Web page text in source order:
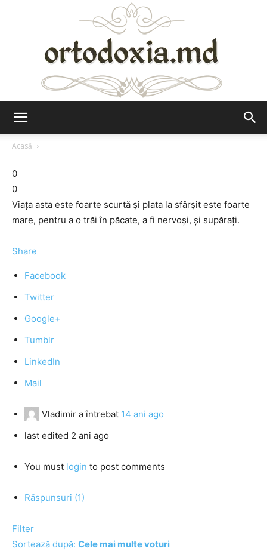
Acasă
0
0
Viaţa asta este foarte scurtă şi plata la sfârşit este foarte
mare, pentru a o trăi în păcate, a fi nervoşi, şi supăraţi.
Share
Facebook
Twitter
Google+
Tumblr
LinkedIn
Mail
Vladimir a întrebat 14 ani ago
last edited 2 ani ago
You must login to post comments
Răspunsuri (1)
Filter
Sortează după: Cele mai multe voturi